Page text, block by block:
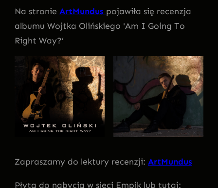
Na stronie ArtMundus pojawiła się recenzja
albumu Wojtka Olińskiego 'Am I Going To
Right Way?’
Zapraszamy do lektury recenzji: ArtMundus
Płyta do nabycia w sieci Empik lub tutaj: